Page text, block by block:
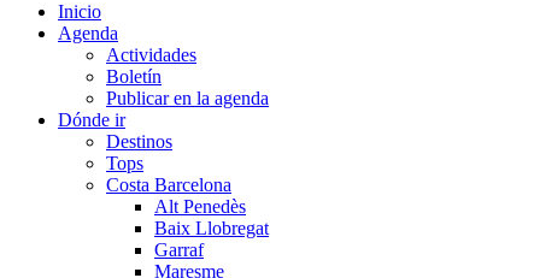
Inicio
Agenda
Actividades
Boletín
Publicar en la agenda
Dónde ir
Destinos
Tops
Costa Barcelona
Alt Penedès
Baix Llobregat
Garraf
Maresme